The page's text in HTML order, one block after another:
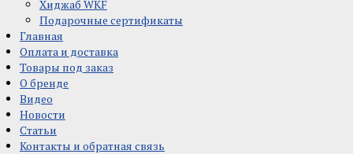
Хиджаб WKF
Подарочные сертификаты
Главная
Оплата и доставка
Товары под заказ
О бренде
Видео
Новости
Статьи
Контакты и обратная связь